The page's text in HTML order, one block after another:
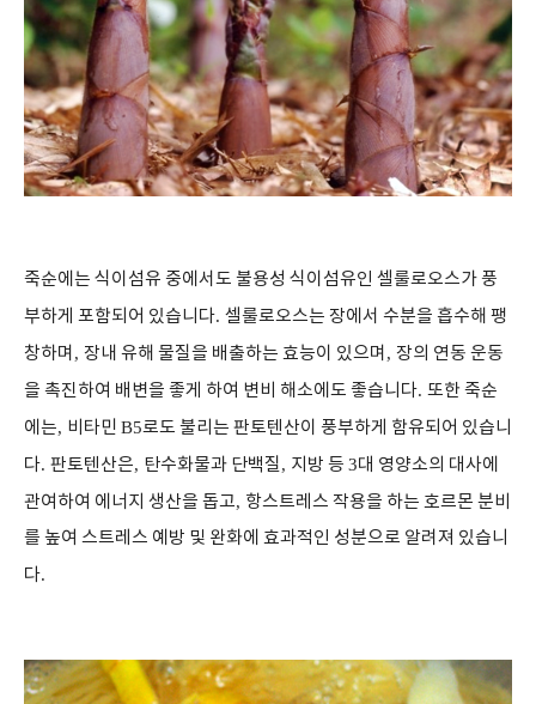
죽순에는 식이섬유 중에서도 불용성 식이섬유인 셀룰로오스가 풍
부하게 포함되어 있습니다. 셀룰로오스는 장에서 수분을 흡수해 팽
창하며 , 장내 유해 물질을 배출하는 효능이 있으며 , 장의 연동 운동
을 촉진하여 배변을 좋게 하여 변비 해소에도 좋습니다. 또한 죽순
에는, 비타민 B5로도 불리는 판토텐산이 풍부하게 함유되어 있습니
다. 판토텐산은, 탄수화물과 단백질, 지방 등 3대 영양소의 대사에
관여하여 에너지 생산을 돕고, 항스트레스 작용을 하는 호르몬 분비
를 높여 스트레스 예방 및 완화에 효과적인 성분으로 알려져 있습니
다.